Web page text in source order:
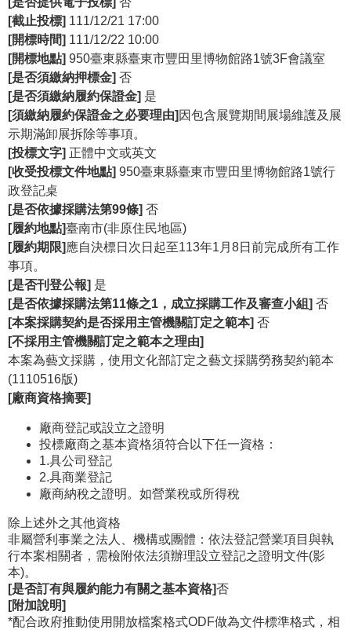
政
策
資
訊
安
全
宣
告
為
民
服
務
白
皮
書
政
府
公
開
資
語系
[截止投標] 111/12/21 17:00
[開標時間] 111/12/22 10:00
[開標地點] 950臺東縣臺東市豐田里博物館路1號3F會議室
[是否須繳納押標金] 否
[是否須繳納履約保證金] 是
[須繳納履約保證金之必要理由] 因包含展覽期間展場維護及展
示期滿卸展拆除等事項。
[投標文字] 正體中文或英文
[收受投標文件地點] 950臺東縣臺東市豐田里博物館路1號行
政登記桌
[是否依據採購法第99條] 否
[履約地點]臺南市(非原住民地區)
[履約期限] 應自決標日次日起至113年1月8日前完成所有工作
事項。
[是否刊登公報] 是
[是否依據採購法第11條之1，成立採購工作及審查小組] 否
[本案採購契約是否採用主管機關訂定之範本] 否
[不採用主管機關訂定之範本之理由]
本案為藝文採購，使用文化部訂定之藝文採購勞務契約範本
(1110516版)
[廠商資格摘要]
廠商登記或設立之證明
投標廠商之基本資格須符合以下任一資格：
1.具公司登記
2.具商業登記
廠商納稅之證明。如營業稅或所得稅
除上述外之其他資格
非屬營利事業之法人、機構或團體：依法登記營業項目與執
行本案相關者，需檢附依法須辦理設立登記之證明文件(影
本)。
[是否訂有與履約能力有關之基本資格]否
[附加說明]
*配合政府推動使用開放檔案格式ODF做為文件標準格式，相